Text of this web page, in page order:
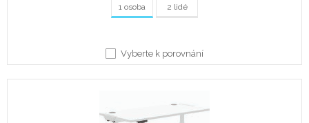
1 osoba 2 lidé
Vyberte k porovnání